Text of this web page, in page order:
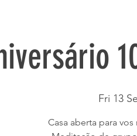
Fri 13
Casa aberta para